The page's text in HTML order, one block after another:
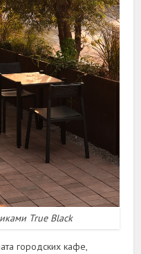
True Black
городских кафе,